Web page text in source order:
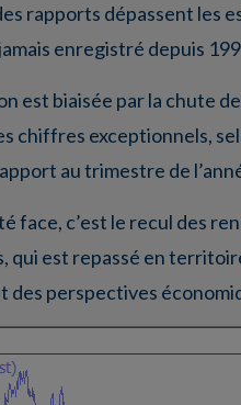
rapports dépassent les
enregistré depuis
est biaisée par la chute
chiffres exceptionnels,
au trimestre de
face, c’est le recul des
qui est repassé en
des perspectives